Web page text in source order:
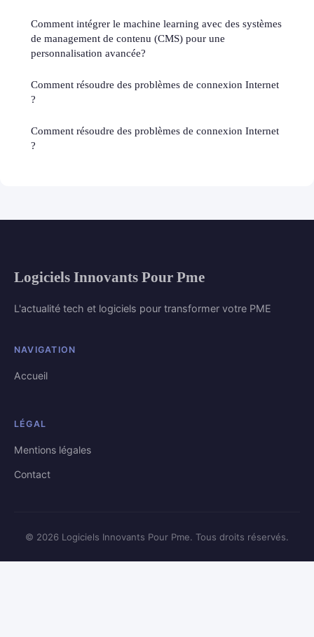
Comment intégrer le machine learning avec des systèmes
de management de contenu (CMS) pour une
personnalisation avancée?
Comment résoudre des problèmes de connexion Internet
?
Comment résoudre des problèmes de connexion Internet
?
Logiciels Innovants Pour Pme
L'actualité tech et logiciels pour transformer votre PME
NAVIGATION
Accueil
LÉGAL
Mentions légales
Contact
© 2026 Logiciels Innovants Pour Pme. Tous droits réservés.